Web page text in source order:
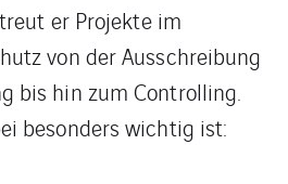
er Projekte im
von der Ausschreibung
bis hin zum Controlling.
besonders wichtig ist: